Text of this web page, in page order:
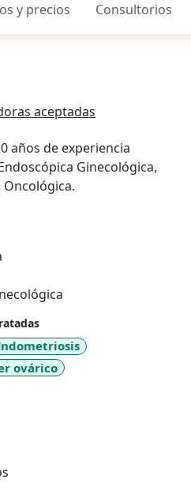
y precios Consultorios
aceptadas
años de experiencia
Ginecológica,
ovárico